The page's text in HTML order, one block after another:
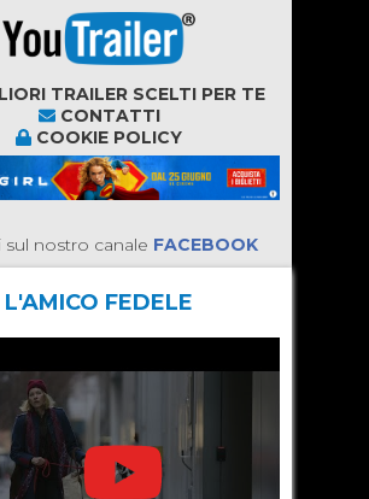
TRAILER SCELTI PER TE
CONTATTI
COOKIE POLICY
sul nostro canale FACEBOOK
L'AMICO FEDELE